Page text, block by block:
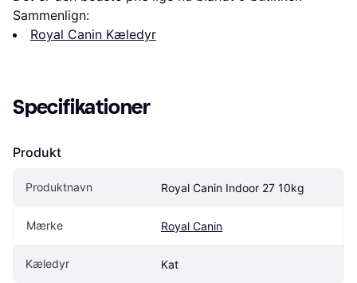
Sammenlign:
Royal Canin Kæledyr
Specifikationer
Produkt
Produktnavn Royal Canin Indoor 27 10kg
Mærke Royal Canin
Kæledyr Kat